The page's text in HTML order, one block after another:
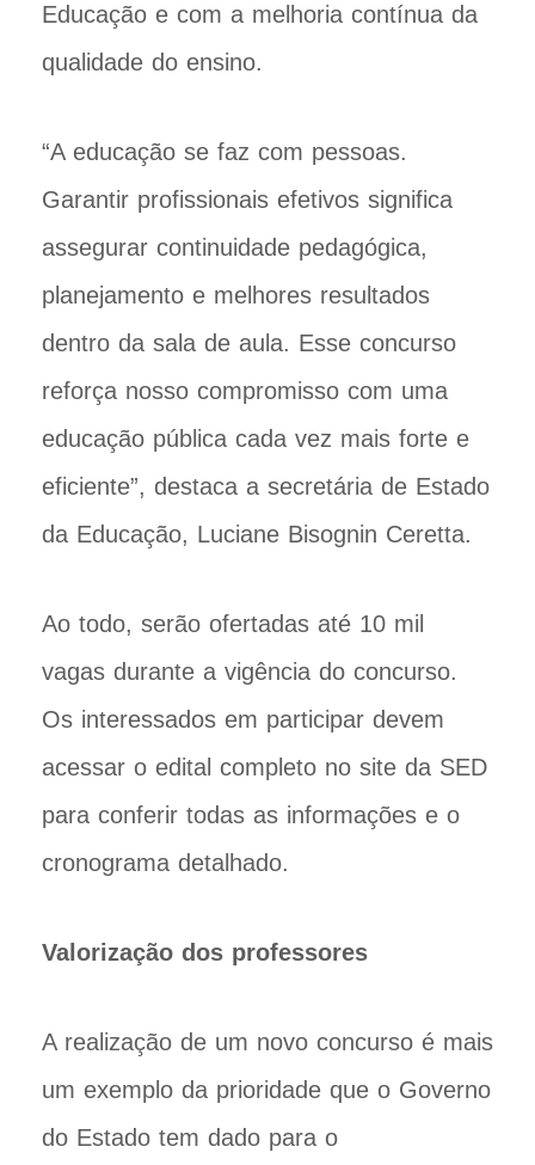
Educação e com a melhoria contínua da
qualidade do ensino.
“A educação se faz com pessoas.
Garantir profissionais efetivos significa
assegurar continuidade pedagógica,
planejamento e melhores resultados
dentro da sala de aula. Esse concurso
reforça nosso compromisso com uma
educação pública cada vez mais forte e
eficiente”, destaca a secretária de Estado
da Educação, Luciane Bisognin Ceretta.
Ao todo, serão ofertadas até 10 mil
vagas durante a vigência do concurso.
Os interessados em participar devem
acessar o edital completo no site da SED
para conferir todas as informações e o
cronograma detalhado.
Valorização dos professores
A realização de um novo concurso é mais
um exemplo da prioridade que o Governo
do Estado tem dado para o